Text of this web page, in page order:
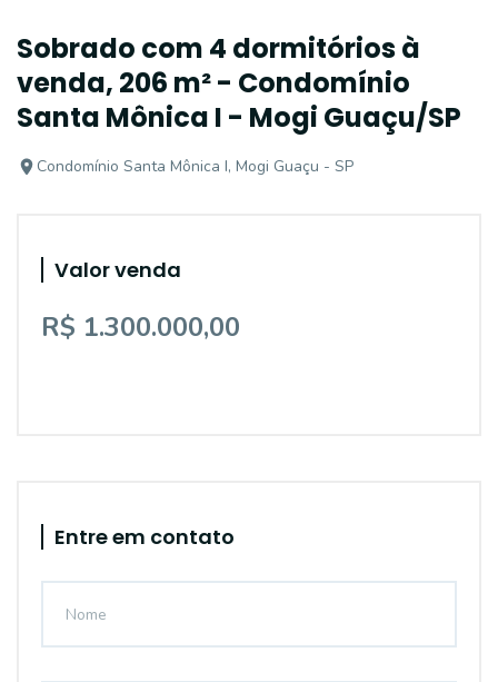
Sobrado com 4 dormitórios à
venda, 206 m² - Condomínio
Santa Mônica I - Mogi Guaçu/SP
Condomínio Santa Mônica I, Mogi Guaçu - SP
Valor venda
R$ 1.300.000,00
Entre em contato